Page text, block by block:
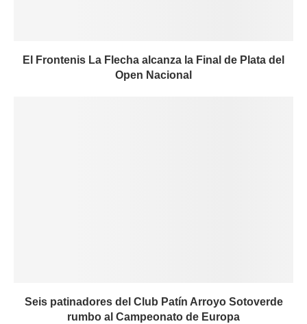
El Frontenis La Flecha alcanza la Final de Plata del
Open Nacional
Seis patinadores del Club Patín Arroyo Sotoverde
rumbo al Campeonato de Europa